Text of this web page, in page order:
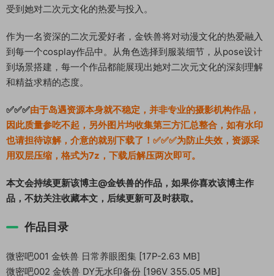
受到她对二次元文化的热爱与投入。
作为一名资深的二次元爱好者，金铁兽将对动漫文化的热爱融入
到每一个cosplay作品中。从角色选择到服装细节，从pose设计
到场景搭建，每一个作品都能展现出她对二次元文化的深刻理解
和精益求精的态度。
✅✅✅由于岛遇资源本身就不稳定，并非专业的摄影机构作品，
因此质量参吃不起，另外图片均收集第三方汇总整合，如有水印
也请担待谅解，介意的就别下载了！✅✅✅为防止失效，资源采
用双层压缩，格式为7z，下载后解压两次即可。
本文会持续更新该博主@金铁兽的作品，如果你喜欢该博主作
品，不妨关注收藏本文，后续更新可及时获取。
作品目录
微密吧001 金铁兽 日常养眼图集 [17P-2.63 MB]
微密吧002 金铁兽 DY无水印备份 [196V 355.05 MB]